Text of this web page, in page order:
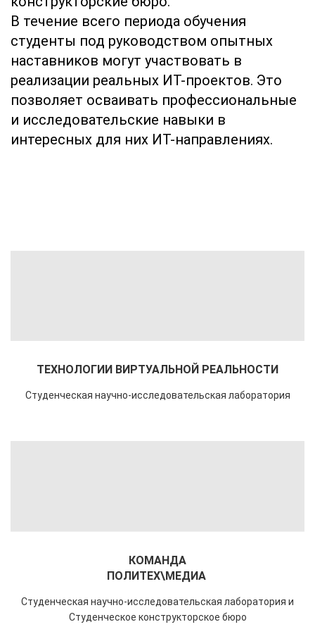
В течение всего периода обучения
студенты под руководством опытных
наставников могут участвовать в
реализации реальных ИТ-проектов. Это
позволяет осваивать профессиональные
и исследовательские навыки в
интересных для них ИТ-направлениях.
ТЕХНОЛОГИИ ВИРТУАЛЬНОЙ РЕАЛЬНОСТИ
Студенческая научно-исследовательская лаборатория
КОМАНДА
ПОЛИТЕХ\МЕДИА
Студенческая научно-исследовательская лаборатория и
Студенческое конструкторское бюро